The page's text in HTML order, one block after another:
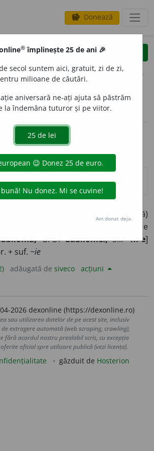
savings Donează
clear
opțiuni
324428:
DEX
1) Exprimare (orală sau scrisă)
2) Învălmășeală mare; dezordine
G.-D.babiloniei;Sil.-ni-e]
+ suf. ~ie
adăugată de siveco acțiuni
2026 dexonline (https://dexonline.ro)
sau utilizarea datelor de pe acest site, inclusiv
extragere automată (web scraping, crawling),
fără acordul nostru prealabil scris, cu excepția
oficial spre utilizare publică (vezi licența).
găzduit de Hosterion
® împlinește 25 de ani 🎉
secol suntem aici, gratuit, zi de zi,
milioane de căutări.
aniversară ne-ați ajuta să păstrăm
la îndemâna tuturor și pe viitor.
Am donat deja.